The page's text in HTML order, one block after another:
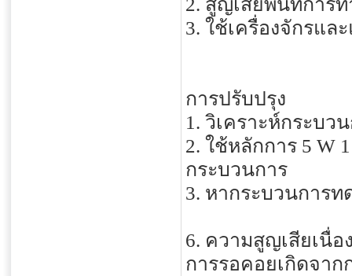
2. สูญเสียพื้นที่การ
3. ใช้เครื่องจักรแ
การปรับปรุง
1. วิเคราะห์กระบว
2. ใช้หลักการ 5 W
กระบวนการ
3. หากระบวนการ
6. ความสูญเสียเนื่อ
การรอคอยเกิดจาก